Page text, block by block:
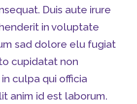
Duis aute irure
in voluptate
sad dolore elu fugiat
cupidatat non
culpa qui officia
anim id est laborum.